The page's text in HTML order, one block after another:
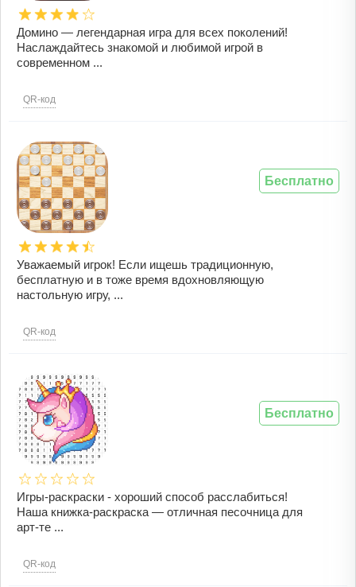
Домино — легендарная игра для всех поколений!
Наслаждайтесь знакомой и любимой игрой в
современном ...
QR-код
Уважаемый игрок! Если ищешь традиционную,
бесплатную и в тоже время вдохновляющую
настольную игру, ...
QR-код
Бесплатно
Игры-раскраски - хороший способ расслабиться!
Наша книжка-раскраска — отличная песочница для
арт-те ...
QR-код
Бесплатно